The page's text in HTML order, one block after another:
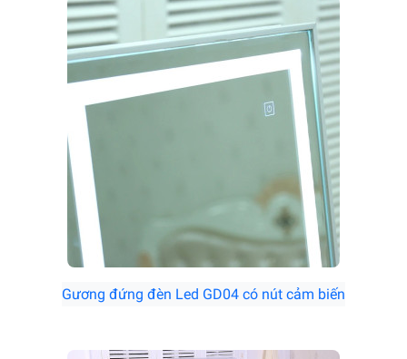
Gương đứng đèn Led GD04 có nút cảm biến